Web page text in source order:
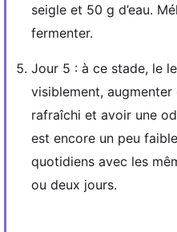
seigle et 50 g d’eau.
fermenter.
Jour 5 : à ce stade, le
visiblement,
rafraîchi et avoir une
est encore un peu
quotidiens avec les
ou deux jours.